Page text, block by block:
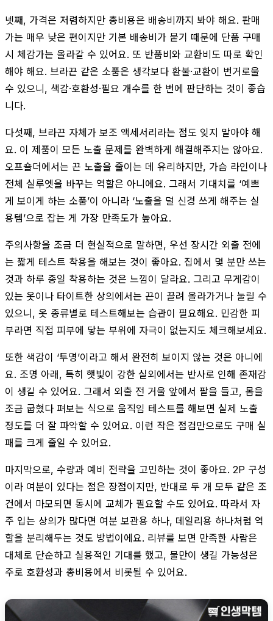
넷째, 가격은 저렴하지만 총비용은 배송비까지 봐야 해요. 판매
가는 매우 낮은 편이지만 기본 배송비가 붙기 때문에 단품 구매
시 체감가는 올라갈 수 있어요. 또 반품비와 교환비도 따로 확인
해야 해요. 브라끈 같은 소품은 생각보다 환불·교환이 번거로울
수 있으니, 색감·호환성·필요 개수를 한 번에 판단하는 것이 좋습
니다.
다섯째, 브라끈 자체가 보조 액세서리라는 점도 잊지 말아야 해
요. 이 제품이 모든 노출 문제를 완벽하게 해결해주지는 않아요.
오프숄더에서는 끈 노출을 줄이는 데 유리하지만, 가슴 라인이나
전체 실루엣을 바꾸는 역할은 아니에요. 그래서 기대치를 ‘예쁘
게 보이게 하는 소품’이 아니라 ‘노출을 덜 신경 쓰게 해주는 실
용템’으로 잡는 게 가장 만족도가 높아요.
주의사항을 조금 더 현실적으로 말하면, 우선 장시간 외출 전에
는 짧게 테스트 착용을 해보는 것이 좋아요. 집에서 몇 분만 쓰는
것과 하루 종일 착용하는 것은 느낌이 달라요. 그리고 무게감이
있는 옷이나 타이트한 상의에서는 끈이 끌려 올라가거나 눌릴 수
있으니, 옷 종류별로 테스트해보는 습관이 필요해요. 민감한 피
부라면 직접 피부에 닿는 부위에 자극이 없는지도 체크해보세요.
또한 색감이 ‘투명’이라고 해서 완전히 보이지 않는 것은 아니에
요. 조명 아래, 특히 햇빛이 강한 실외에서는 반사로 인해 존재감
이 생길 수 있어요. 그래서 외출 전 거울 앞에서 팔을 들고, 몸을
조금 굽혔다 펴보는 식으로 움직임 테스트를 해보면 실제 노출
정도를 더 잘 파악할 수 있어요. 이런 작은 점검만으로도 구매 실
패를 크게 줄일 수 있어요.
마지막으로, 수량과 예비 전략을 고민하는 것이 좋아요. 2P 구성
이라 여분이 있다는 점은 장점이지만, 반대로 두 개 모두 같은 조
건에서 마모되면 동시에 교체가 필요할 수도 있어요. 따라서 자
주 입는 상의가 많다면 여분 보관용 하나, 데일리용 하나처럼 역
할을 분리해두는 것도 방법이에요. 리뷰를 보면 만족한 사람은
대체로 단순하고 실용적인 기대를 했고, 불만이 생길 가능성은
주로 호환성과 총비용에서 비롯될 수 있어요.